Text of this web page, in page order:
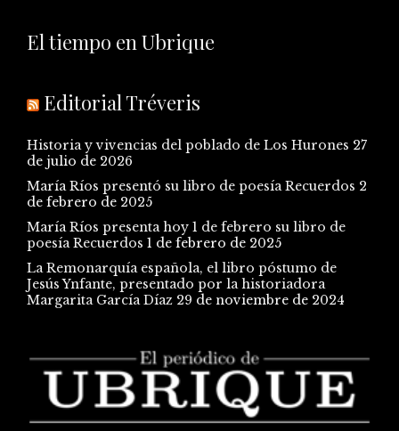
El tiempo en Ubrique
Editorial Tréveris
Historia y vivencias del poblado de Los Hurones 27
de julio de 2026
María Ríos presentó su libro de poesía Recuerdos 2
de febrero de 2025
María Ríos presenta hoy 1 de febrero su libro de
poesía Recuerdos 1 de febrero de 2025
La Remonarquía española, el libro póstumo de
Jesús Ynfante, presentado por la historiadora
Margarita García Díaz 29 de noviembre de 2024